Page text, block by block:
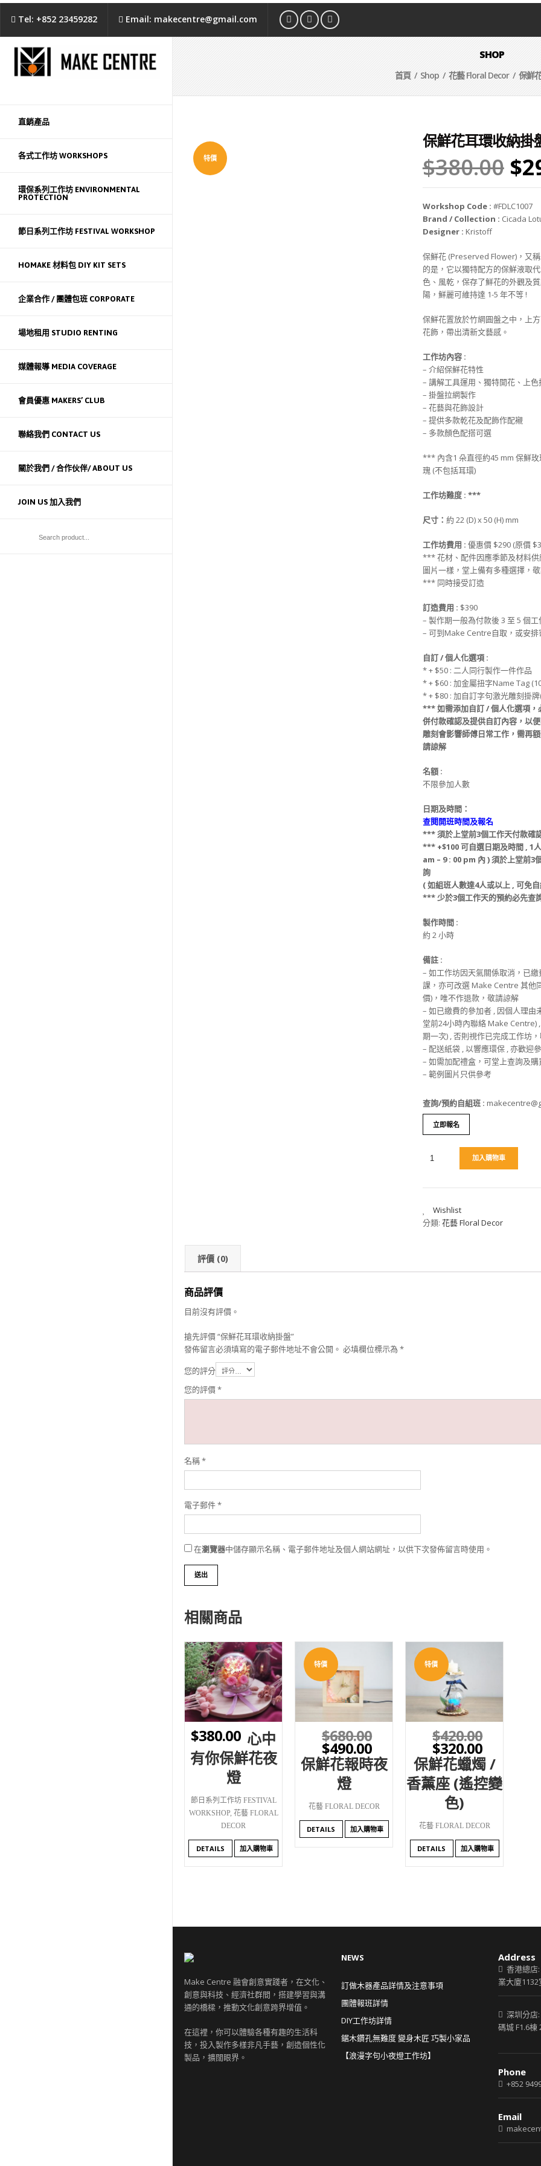
Tel: +852 23459282 Email: makecentre@gmail.com
直銷產品
各式工作坊 WORKSHOPS
環保系列工作坊 ENVIRONMENTAL
PROTECTION
節日系列工作坊 FESTIVAL WORKSHOP
HOMAKE 材料包 DIY KIT SETS
企業合作 / 團體包班 CORPORATE
場地租用 STUDIO RENTING
媒體報導 MEDIA COVERAGE
會員優惠 MAKERS’ CLUB
聯絡我們 CONTACT US
關於我們 / 合作伙伴/ ABOUT US
JOIN US 加入我們
SHOP
首頁/ Shop/ 花藝 Floral Decor/ 保鮮
特價
保鮮花耳環收納掛
$380.00 $
Workshop Code : #FDLC1007
Brand / Collection : Cicada
Designer : Kristoff
保鮮花 (Preserved Flower)，又
的是，它以獨特配方的保鮮液取
色、風乾，保存了鮮花的外觀及
陽，鮮麗可維持達 1-5 年不等 !
保鮮花置放於竹網圓盤之中，上
花飾，帶出清新文藝感。
工作坊內容 :
– 介紹保鮮花特性
– 講解工具運用、獨特開花、上色
– 掛盤拉網製作
– 花藝與花飾設計
– 提供多款乾花及配飾作配襯
– 多款顏色配搭可選
*** 內含1 朵直徑約45 mm 保鮮
瑰 (不包括耳環)
工作坊難度 : ***
尺寸： 約 22 (D) x 50 (H) mm
工作坊費用 : 優惠價 $290 (原價
*** 花材、配件因應季節及材料
圖片一樣，堂上備有多種選擇，
*** 同時接受訂造
訂造費用 : $390
– 製作期一般為付款後 3 至 5 個工
– 可到Make Centre自取，或安排
自訂 / 個人化選項 :
* + $50 : 二人同行製作一件作品
* + $60 : 加金屬扭字Name Tag
* + $80 : 加自訂字句激光雕刻掛
***如需添加自訂 / 個人化選項，
併付款確認及提供自訂內容， 以
雕刻會影響師傅日常工作， 需再
請諒解
名額 :
不限參加人數
日期及時間：
查閱開班時間及報名
***須於上堂前3個工作天付款確
*** +$100可自選日期及時間 , 1
am – 9 : 00 pm 內 )須於上堂前3
詢
(如組班人數達4人或以上 , 可免
*** 少於3個工作天的預約必先查
製作時間 :
約 2 小時
備註 :
– 如工作坊因天氣關係取消，已
課，亦可改選 Make Centre 其他
價)，唯不作退款，敬請諒解
– 如已繳費的參加者 , 因個人理由
堂前24小時內聯絡 Make Centre)
期一次) , 否則視作已完成工作坊
– 配送紙袋 , 以響應環保 , 亦歡迎
– 如需加配禮盒，可堂上查詢及購
– 範例圖片只供參考
查詢/預約自組班:
立即報名
加入購物車
Wishlist
分類: 花藝 Floral Decor
評價 (0)
商品評價
目前沒有評價。
搶先評價 “保鮮花耳環收納掛盤”
發佈留言必須填寫的電子郵件地址不會公開。 必填欄位標示為 *
您的評分
您的評價*
名稱*
電子郵件*
在瀏覽器中儲存顯示名稱、電子郵件地址及個人網站網址，以供下次發佈留言時使用。
相關商品
WISHLIST
$380.00 心中
有你保鮮花夜
燈
節日系列工作坊 FESTIVAL
WORKSHOP, 花藝 FLORAL
DECOR
DETAILS 加入購物車
特價
$680.00
$490.00
保鮮花報時夜
燈
花藝 FLORAL DECOR
DETAILS 加入購物車
特價
WISHLIST
$420.00
$320.00
保鮮花蠟燭 /
香薰座 (遙控變
色)
花藝 FLORAL DECOR
DETAILS 加入購物車
Make Centre 融會創意實踐者，在文化、
創意與科技、經濟社群間，搭建學習與溝
通的橋樑，推動文化創意跨界增值。
在這裡，你可以體驗各種有趣的生活科
技，投入製作多樣非凡手藝，創造個性化
製品，擴闊眼界。
NEWS
訂做木器產品詳情及注意事項
團體報班詳情
DIY工作坊詳情
鋸木鑽孔無難度 變身木匠 巧製小家品
【浪漫字句小夜燈工作坊】
Address
香港總店
業大廈1132
深圳分店
碼城 F1.6棟
Phone
+852
Email